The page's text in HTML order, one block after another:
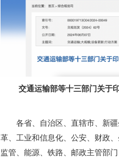
交通运输部等十三部门关于
各省、自治区、直辖市、新
革、工业和信息化、公安、财政
监管、能源、铁路、邮政主管部门